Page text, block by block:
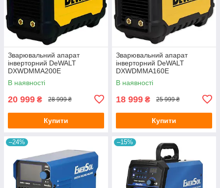
Зварювальний апарат
інверторний DeWALT
DXWDMMA200E
В наявності
20 999 ₴ 28 999 ₴
Купити
Зварювальний апарат
інверторний DeWALT
DXWDMMA160E
В наявності
18 999 ₴ 25 999 ₴
Купити
–24% –15%